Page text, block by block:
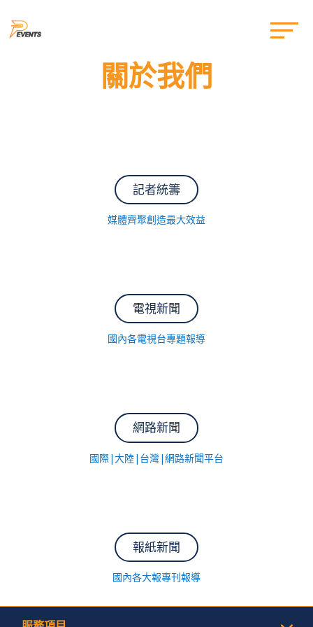
關於我們
記者統籌
媒體齊聚創造最大效益
電視新聞
國內各電視台專題報導
網路新聞
國際|大陸|台灣|網路新聞平台
報紙新聞
國內各大報專刊報導